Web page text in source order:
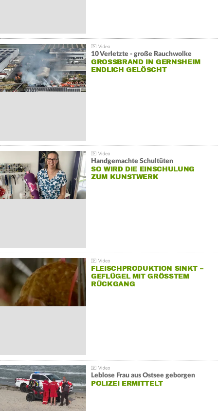
10 Verletzte - große Rauchwolke
GROSSBRAND IN GERNSHEIM E
NDLICH GELÖSCHT
Handgemachte Schultüten
SO WIRD DIE EINSCHULUNG
ZUM KUNSTWERK
FLEISCHPRODUKTION SINKT –
GEFLÜGEL MIT GRÖSSTEM R
ÜCKGANG
Leblose Frau aus Ostsee geborgen
POLIZEI ERMITTELT